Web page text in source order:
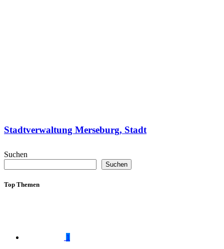
Stadtverwaltung Merseburg, Stadt
Suchen
Suchen
Top Themen
1